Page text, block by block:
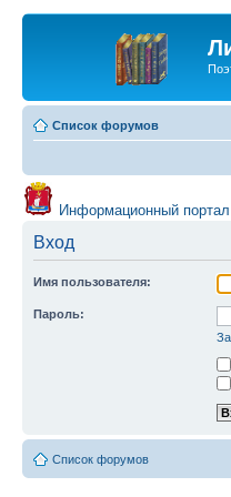
Список форумов
Информационный
Вход
Имя пользователя:
Пароль:
Список форумов